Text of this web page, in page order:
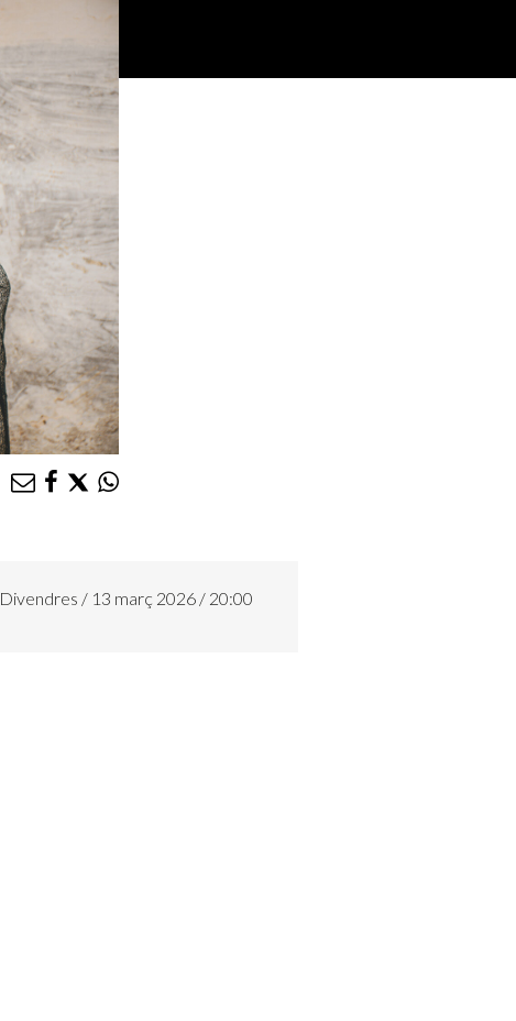
Divendres / 13 març 2026 / 20:00